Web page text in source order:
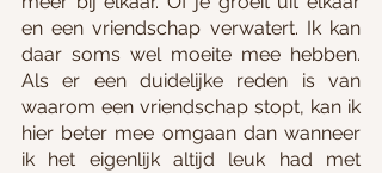
en een vriendschap verwatert. Ik kan
daar soms wel moeite mee hebben.
Als er een duidelijke reden is van
waarom een vriendschap stopt, kan ik
hier beter mee omgaan dan wanneer
ik het eigenlijk altijd leuk had met